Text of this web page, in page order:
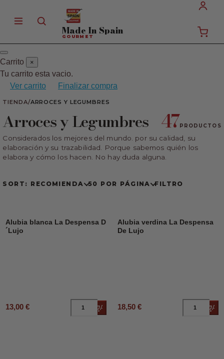
Made In Spain
GOURMET
Carrito ×
Tu carrito esta vacio.
Ver carrito
Finalizar compra
TIENDA/ARROCES Y LEGUMBRES
Arroces y Legumbres
Considerados los mejores del mundo. por su calidad, su
elaboración y su trazabilidad. Porque sabemos quién los
elabora y cómo los hacen. No hay duda alguna.
47PRODUCTOS
SORT: RECOMIENDA 50 POR PÁGINA FILTRO
Alubia blanca La Despensa D
´Lujo
13,00 € Añadir al carrito
Alubia verdina La Despensa
De Lujo
18,50 €